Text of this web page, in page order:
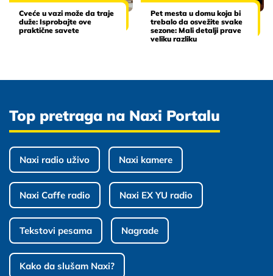
Cveće u vazi može da traje
duže: Isprobajte ove
praktične savete
Pet mesta u domu koja bi
trebalo da osvežite svake
sezone: Mali detalji prave
veliku razliku
Top pretraga na Naxi Portalu
Naxi radio uživo Naxi kamere
Naxi Caffe radio Naxi EX YU radio
Tekstovi pesama Nagrade
Kako da slušam Naxi?